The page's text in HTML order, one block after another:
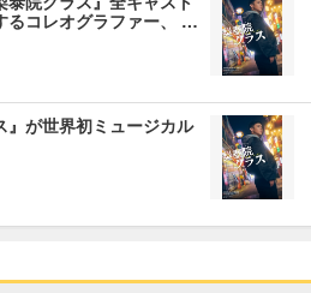
コレオグラファー、 …
』が世界初ミュージカル